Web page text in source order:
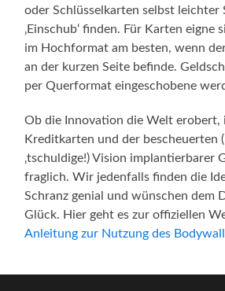
oder Schlüsselkarten selbst leichter
‚Einschub‘ finden. Für Karten eigne
im Hochformat am besten, wenn
an der kurzen Seite befinde.
per Querformat eingeschobene
Ob die Innovation die Welt erobert,
Kreditkarten und der bescheuerten
‚tschuldige!) Vision implantierbarer
fraglich. Wir jedenfalls finden die
Schranz genial und wünschen dem
Glück. Hier geht es zur offiziellen
Anleitung zur Nutzung des